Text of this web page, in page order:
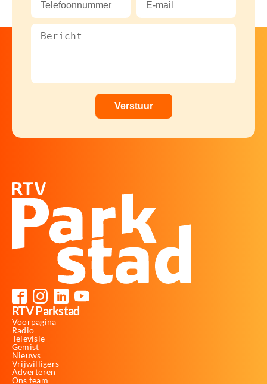
RTV Parkstad
Voorpagina
Radio
Televisie
Gemist
Nieuws
Vrijwilligers
Adverteren
Ons team